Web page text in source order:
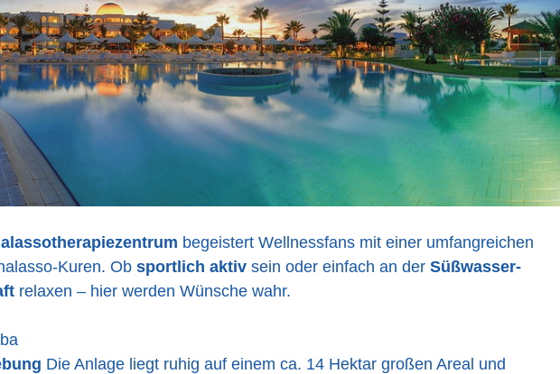
begeistert Wellnessfans mit einer umfangreichen
Kuren. Ob sportlich aktiv sein oder einfach an der Süßwasser-
relaxen – hier werden Wünsche wahr.
Die Anlage liegt ruhig auf einem ca. 14 Hektar großen Areal und